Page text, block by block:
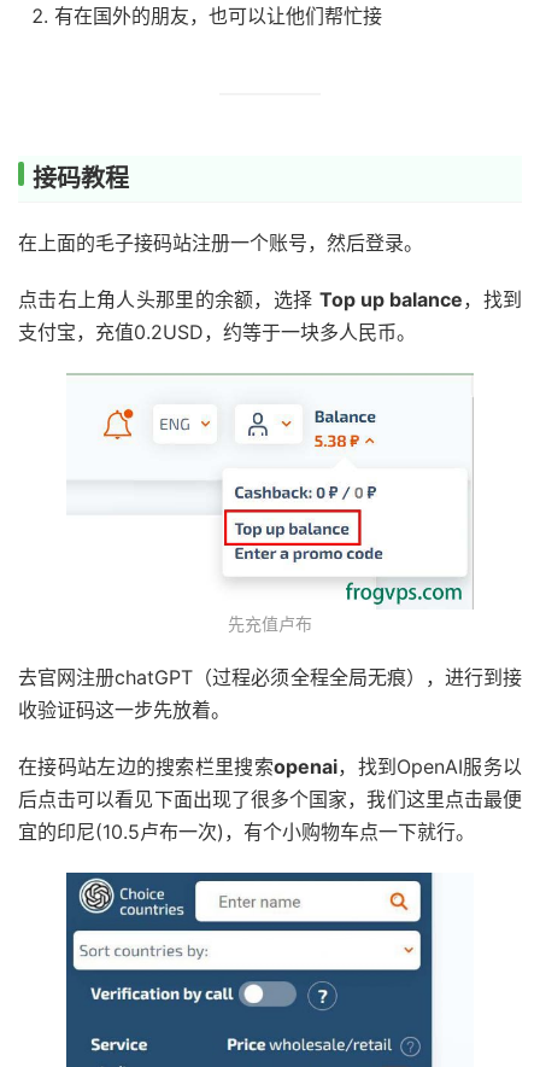
有在国外的朋友，也可以让他们帮忙接
接码教程
在上面的毛子接码站注册一个账号，然后登录。
点击右上角人头那里的余额，选择 Top up balance，找到
支付宝，充值0.2USD，约等于一块多人民币。
先充值卢布
去官网注册chatGPT（过程必须全程全局无痕），进行到接
收验证码这一步先放着。
在接码站左边的搜索栏里搜索openai，找到OpenAI服务以
后点击可以看见下面出现了很多个国家，我们这里点击最便
宜的印尼(10.5卢布一次)，有个小购物车点一下就行。